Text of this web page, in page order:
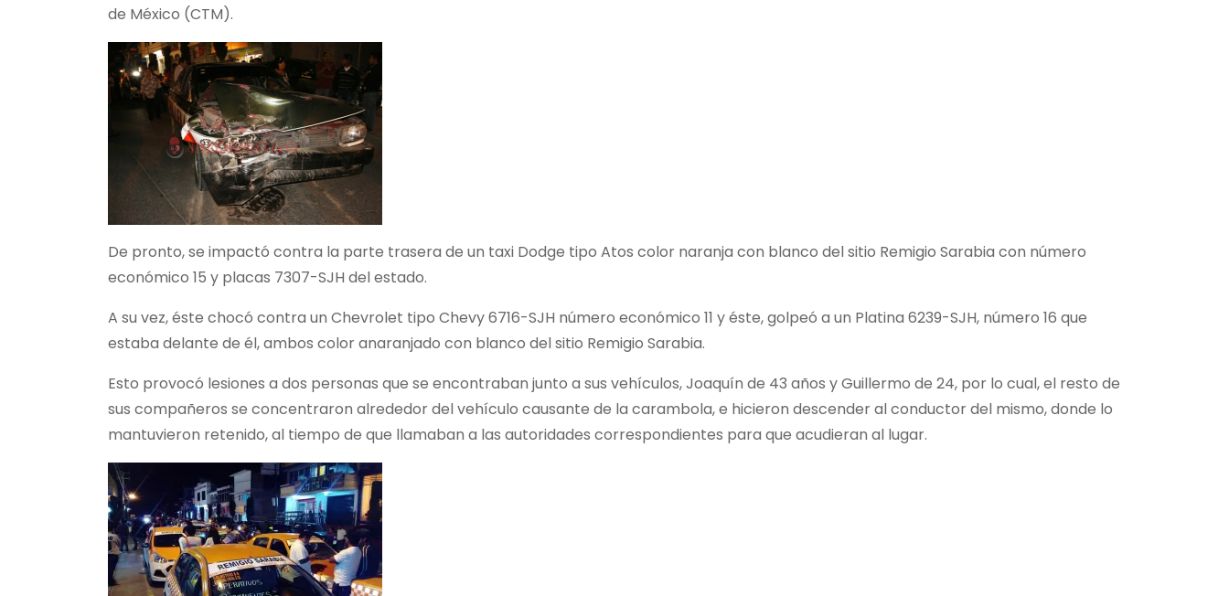
de México (CTM).
De pronto, se impactó contra la parte trasera de un taxi Dodge tipo Atos color naranja con blanco del sitio Remigio Sarabia con número
económico 15 y placas 7307-SJH del estado.
A su vez, éste chocó contra un Chevrolet tipo Chevy 6716-SJH número económico 11 y éste, golpeó a un Platina 6239-SJH, número 16 que
estaba delante de él, ambos color anaranjado con blanco del sitio Remigio Sarabia.
Esto provocó lesiones a dos personas que se encontraban junto a sus vehículos, Joaquín de 43 años y Guillermo de 24, por lo cual, el resto de
sus compañeros se concentraron alrededor del vehículo causante de la carambola, e hicieron descender al conductor del mismo, donde lo
mantuvieron retenido, al tiempo de que llamaban a las autoridades correspondientes para que acudieran al lugar.